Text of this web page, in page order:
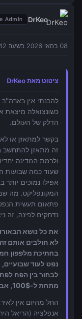
DrKeo
Admin
08 במאי 2026 בשעה 23:42
ציטוט מאת DrKeo
להבנתי אין
כשונצואלה מיצאת
הדלק של העולם.
בקשר למתאזן או
זה מתאזן להתחשב
שעוד כמה שבועות
אפילו נמוכים יותר
המקונפליקט. מה
פתאום תעשית
נדחקים לפינה, זה
את כל נושא
לא חולבים אותם
בחתיכת מלפפון
נפט לעוד
לבחור בין הפח
מתחת ל-100$, אבל הטבעת מתהדקת על איראן.
החל מהיום אין